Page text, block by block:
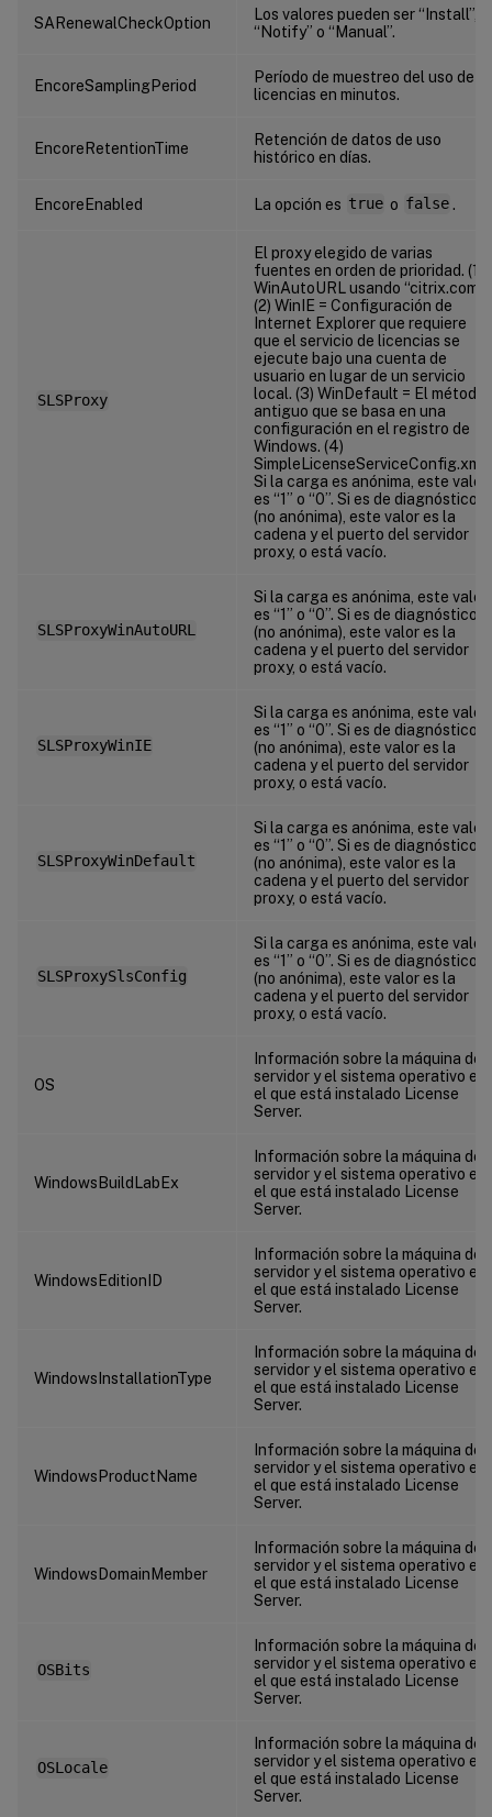
SARenewalCheckOption
Los valores pueden ser “Install”,
“Notify” o “Manual”.
EncoreSamplingPeriod
Período de muestreo del uso de
licencias en minutos.
EncoreRetentionTime
Retención de datos de uso
histórico en días.
EncoreEnabled La opción es true o false.
SLSProxy
El proxy elegido de varias
fuentes en orden de prioridad. (1)
WinAutoURL usando “citrix.com”.
(2) WinIE = Configuración de
Internet Explorer que requiere
que el servicio de licencias se
ejecute bajo una cuenta de
usuario en lugar de un servicio
local. (3) WinDefault = El método
antiguo que se basa en una
configuración en el registro de
Windows. (4)
SimpleLicenseServiceConfig.xml.
Si la carga es anónima, este valor
es “1” o “0”. Si es de diagnóstico
(no anónima), este valor es la
cadena y el puerto del servidor
proxy, o está vacío.
SLSProxyWinAutoURL
Si la carga es anónima, este valor
es “1” o “0”. Si es de diagnóstico
(no anónima), este valor es la
cadena y el puerto del servidor
proxy, o está vacío.
SLSProxyWinIE
Si la carga es anónima, este valor
es “1” o “0”. Si es de diagnóstico
(no anónima), este valor es la
cadena y el puerto del servidor
proxy, o está vacío.
SLSProxyWinDefault
Si la carga es anónima, este valor
es “1” o “0”. Si es de diagnóstico
(no anónima), este valor es la
cadena y el puerto del servidor
proxy, o está vacío.
SLSProxySlsConfig
Si la carga es anónima, este valor
es “1” o “0”. Si es de diagnóstico
(no anónima), este valor es la
cadena y el puerto del servidor
proxy, o está vacío.
OS
Información sobre la máquina del
servidor y el sistema operativo en
el que está instalado License
Server.
WindowsBuildLabEx
Información sobre la máquina del
servidor y el sistema operativo en
el que está instalado License
Server.
WindowsEditionID
Información sobre la máquina del
servidor y el sistema operativo en
el que está instalado License
Server.
WindowsInstallationType
Información sobre la máquina del
servidor y el sistema operativo en
el que está instalado License
Server.
WindowsProductName
Información sobre la máquina del
servidor y el sistema operativo en
el que está instalado License
Server.
WindowsDomainMember
Información sobre la máquina del
servidor y el sistema operativo en
el que está instalado License
Server.
OSBits
Información sobre la máquina del
servidor y el sistema operativo en
el que está instalado License
Server.
OSLocale
Información sobre la máquina del
servidor y el sistema operativo en
el que está instalado License
Server.